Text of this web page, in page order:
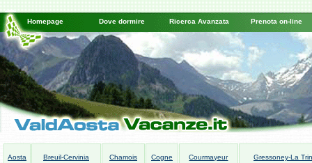
Homepage Dove dormire Ricerca Avanzata Prenota on-line
Aosta Breuil-Cervinia Chamois Cogne Courmayeur Gressoney-La